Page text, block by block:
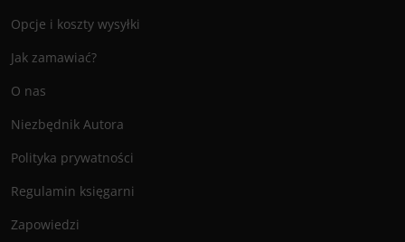
Opcje i koszty wysyłki
Jak zamawiać?
O nas
Niezbędnik Autora
Polityka prywatności
Regulamin księgarni
Zapowiedzi